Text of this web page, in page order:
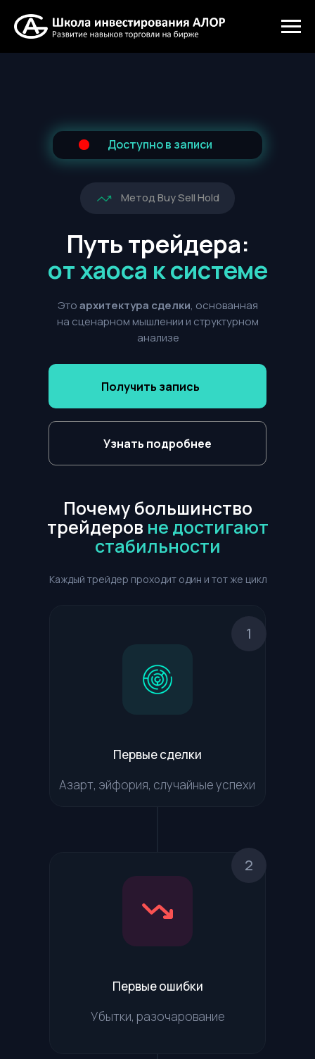
Путь трейдера:
от хаоса к системе
Метод Buy Sell Hold
Этоархитектура сделки, основанная
на сценарном мышлении и структурном
анализе
Получить запись
Доступно в записи
Узнать подробнее
Почему большинство
трейдеров не достигают
стабильности
1
Первые ошибки
Убытки, разочарование
2
Первые сделки
Азарт, эйфория, случайные успехи
Каждый трейдер проходит один и тот же цикл